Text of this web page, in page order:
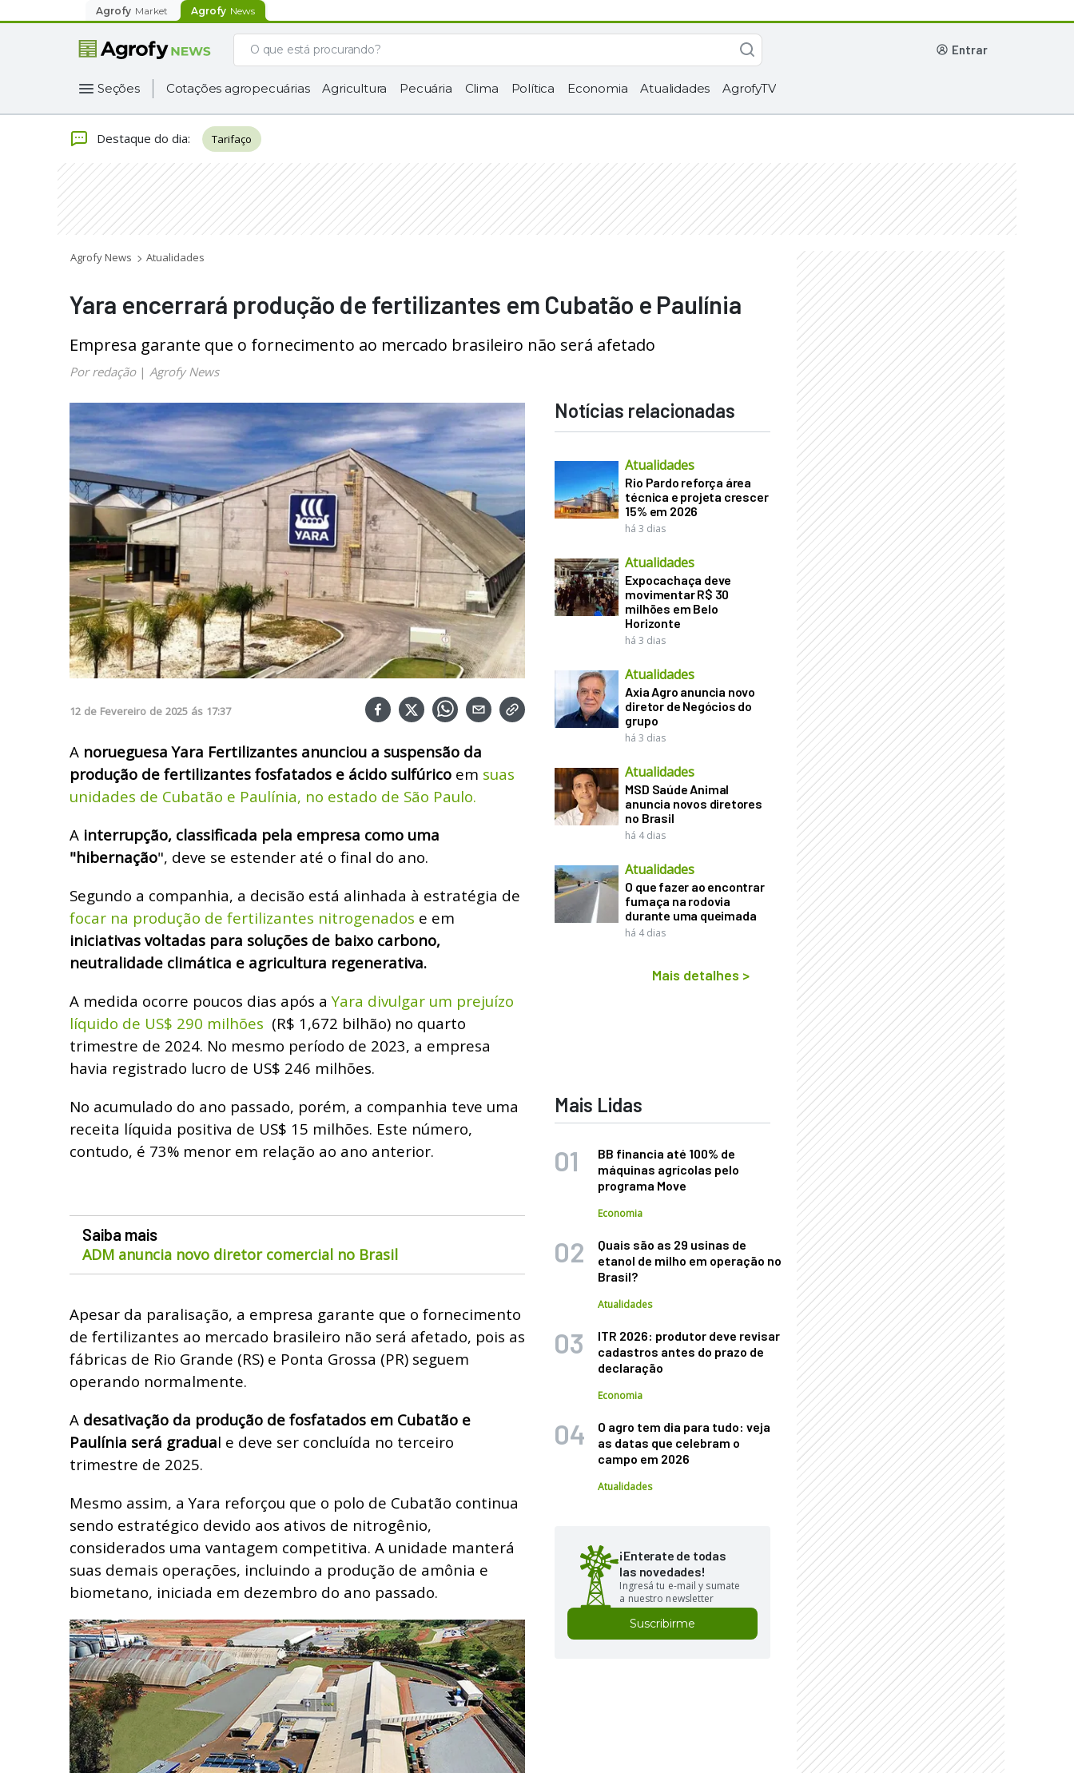
Agrofy Market Agrofy News
entrar
Seções Cotações agropecuárias Agricultura Pecuária Clima Política Economia Atualidades AgrofyTV
Destaque do dia: Tarifaço
Agrofy News Atualidades
Yara encerrará produção de fertilizantes em Cubatão e Paulínia
Empresa garante que o fornecimento ao mercado brasileiro não será afetado
Por redação| Agrofy News
12 de Fevereiro de 2025 ás 17:37
A norueguesa Yara Fertilizantes anunciou a suspensão da
produção de fertilizantes fosfatados e ácido sulfúrico em suas
unidades de Cubatão e Paulínia, no estado de São Paulo.
A interrupção, classificada pela empresa como uma
"hibernação", deve se estender até o final do ano.
Segundo a companhia, a decisão está alinhada à estratégia de
focar na produção de fertilizantes nitrogenados e em
iniciativas voltadas para soluções de baixo carbono,
neutralidade climática e agricultura regenerativa.
A medida ocorre poucos dias após a Yara divulgar um prejuízo
líquido de US$ 290 milhões (R$ 1,672 bilhão) no quarto
trimestre de 2024. No mesmo período de 2023, a empresa
havia registrado lucro de US$ 246 milhões.
No acumulado do ano passado, porém, a companhia teve uma
receita líquida positiva de US$ 15 milhões. Este número,
contudo, é 73% menor em relação ao ano anterior.
Saiba mais
ADM anuncia novo diretor comercial no Brasil
Apesar da paralisação, a empresa garante que o fornecimento
de fertilizantes ao mercado brasileiro não será afetado, pois as
fábricas de Rio Grande (RS) e Ponta Grossa (PR) seguem
operando normalmente.
A desativação da produção de fosfatados em Cubatão e
Paulínia será gradual e deve ser concluída no terceiro
trimestre de 2025.
Mesmo assim, a Yara reforçou que o polo de Cubatão continua
sendo estratégico devido aos ativos de nitrogênio,
considerados uma vantagem competitiva. A unidade manterá
suas demais operações, incluindo a produção de amônia e
biometano, iniciada em dezembro do ano passado.
Notícias relacionadas
Atualidades
Rio Pardo reforça área
técnica e projeta crescer
15% em 2026
há 3 dias
Atualidades
Expocachaça deve
movimentar R$ 30
milhões em Belo
Horizonte
há 3 dias
Atualidades
Axia Agro anuncia novo
diretor de Negócios do
grupo
há 3 dias
Atualidades
MSD Saúde Animal
anuncia novos diretores
no Brasil
há 4 dias
Atualidades
O que fazer ao encontrar
fumaça na rodovia
durante uma queimada
há 4 dias
Mais detalhes >
Mais Lidas
BB financia até 100% de
máquinas agrícolas pelo
programa Move
Economia
Quais são as 29 usinas de
etanol de milho em operação no
Brasil?
Atualidades
ITR 2026: produtor deve revisar
cadastros antes do prazo de
declaração
Economia
O agro tem dia para tudo: veja
as datas que celebram o
campo em 2026
Atualidades
¡Enterate de todas
las novedades!
Ingresá tu e-mail y sumate
a nuestro newsletter
Suscribirme